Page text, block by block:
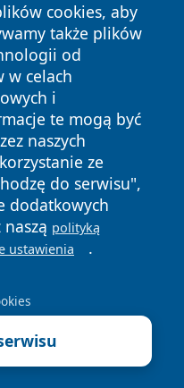
cookies, aby
także plików
od
w celach
i
te mogą być
naszych
ze
do serwisu",
dodatkowych
polityką
ustawienia .
prawa
Polityka
Cookies